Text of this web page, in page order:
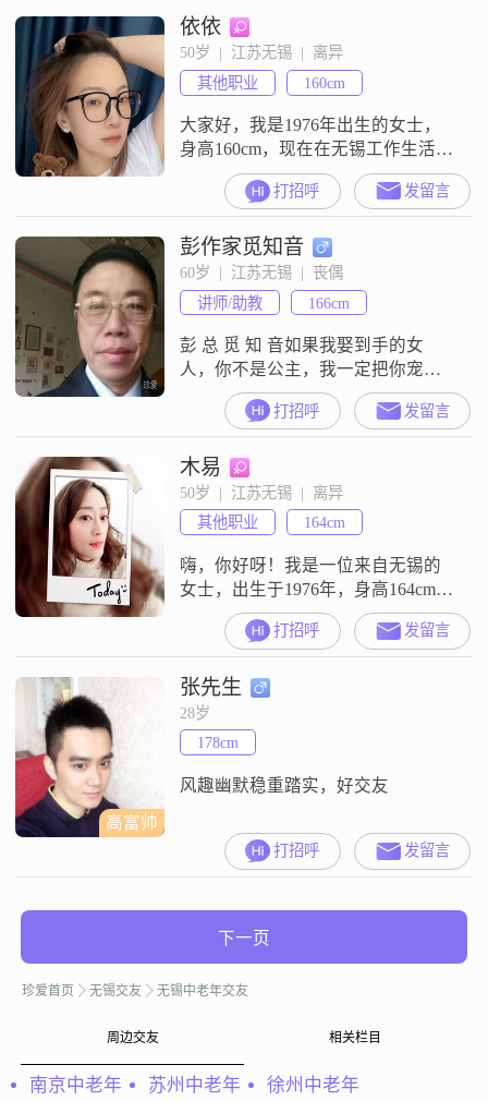
依依
50岁  |  江苏无锡  |  离异
其他职业
160cm
大家好，我是1976年出生的女士，
身高160cm，现在在无锡工作生活。
我的学历是高中及以下，月收入在
3000元以下。我是一个温柔体贴的
人，平时也很注重生活品质。我性
格直率真诚，为人谦逊低调，同时
也很有包容心。大家觉得我是一个
成熟稳重、真诚可靠的人。在生活
中，我比较感性浪漫，也很注重仪
式感。我平时喜欢做旅行攻略，规
划出行
打招呼 发留言
彭作家觅知音
60岁  |  江苏无锡  |  丧偶
讲师/助教
166cm
彭 总 觅 知 音如果我娶到手的女
人，你不是公主，我一定把你宠成
公主！携手余生！我将真情地用今
生去 疼着你、娇惯着你、包容着
你、宠着你、陪伴着你、呵护着
你、珍惜着你、搂着你、抱着你、
深爱着你 直到永远！你如果喜欢旅
游，我是你今生的拐杖和导游！你
如果喜欢兜兜风，我是你今生免费
的贺驶员！你如果喜欢美食，我
打招呼 发留言
木易
50岁  |  江苏无锡  |  离异
其他职业
164cm
嗨，你好呀！我是一位来自无锡的
女士，出生于1976年，身高164cm。
我在一家不错的公司工作，每个月
的收入大概在5001到8000元之间。
我拥有大专学历，虽然不是特别
高，但也足以让我在社会上找到一
份稳定的工作。我性格开朗，总是
爱笑，我觉得生活就应该充满阳光
和快乐。我非常热爱生活，喜欢尝
试各种新鲜事物，让生活充满乐
打招呼 发留言
高富帅
张先生
28岁
178cm
风趣幽默稳重踏实，好交友
打招呼 发留言
下一页
珍爱首页 无锡交友 无锡中老年交友
周边交友 相关栏目
南京中老年 苏州中老年 徐州中老年